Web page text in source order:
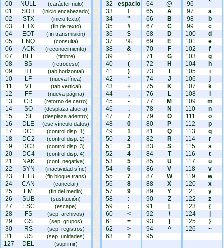
00 NULL (carácter nulo)
01 SOH (inicio encabezado)
02 STX (inicio texto)
03 ETX (fin de texto)
04 EOT (fin transmisión)
05 ENQ (consulta)
06 ACK (reconocimiento)
07 BEL (timbre)
08 BS (retroceso)
09 HT (tab horizontal)
10 LF (nueva línea)
11 VT (tab vertical)
12 FF (nueva página)
13 CR (retorno de carro)
14 SO (desplaza afuera)
15 SI (desplaza adentro)
16 DLE (esc.vínculo datos)
17 DC1 (control disp. 1)
18 DC2 (control disp. 2)
19 DC3 (control disp. 3)
20 DC4 (control disp. 4)
21 NAK (conf. negativa)
22 SYN (inactividad sínc)
23 ETB (fin bloque trans)
24 CAN (cancelar)
25 EM (fin del medio)
26 SUB (sustitución)
27 ESC (escape)
28 FS (sep. archivos)
29 GS (sep. grupos)
30 RS (sep. registros)
31 US (sep. unidades)
127 DEL (suprimir)
32
espacio
33
!
34
"
35
#
36
$
37
%
38
&
39
'
40
(
41
)
42
*
43
+
44
,
45
-
46
.
47
/
48
0
49
1
50
2
51
3
52
4
53
5
54
6
55
7
56
8
57
9
58
:
59
;
60
<
61
=
62
>
63
?
64
@
65
A
66
B
67
C
68
D
69
E
70
F
71
G
72
H
73
74
J
75
K
76
L
77
M
78
N
79
O
80
P
81
Q
82
R
83
S
84
T
85
U
86
V
87
W
88
X
89
Y
90
Z
91
[
92
\
93
]
94
^
95
96
`
97
a
98
b
99
c
100
d
101
e
102
f
103
g
104
h
105
i
106
j
107
k
108
109
m
110
n
111
o
112
p
113
q
114
r
115
s
116
t
117
u
118
v
119
w
120
x
121
y
122
z
123
{
124
125
}
126
~